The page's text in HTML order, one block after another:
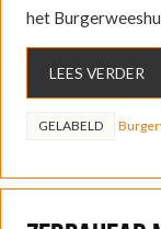
het
LEES VERDER
GELABELD